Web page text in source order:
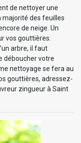
de nettoyer une
majorité des feuilles
de neige. Un
vos gouttières.
arbre, il faut
déboucher votre
nettoyage se fera au
gouttières, adressez-
zingueur à Saint